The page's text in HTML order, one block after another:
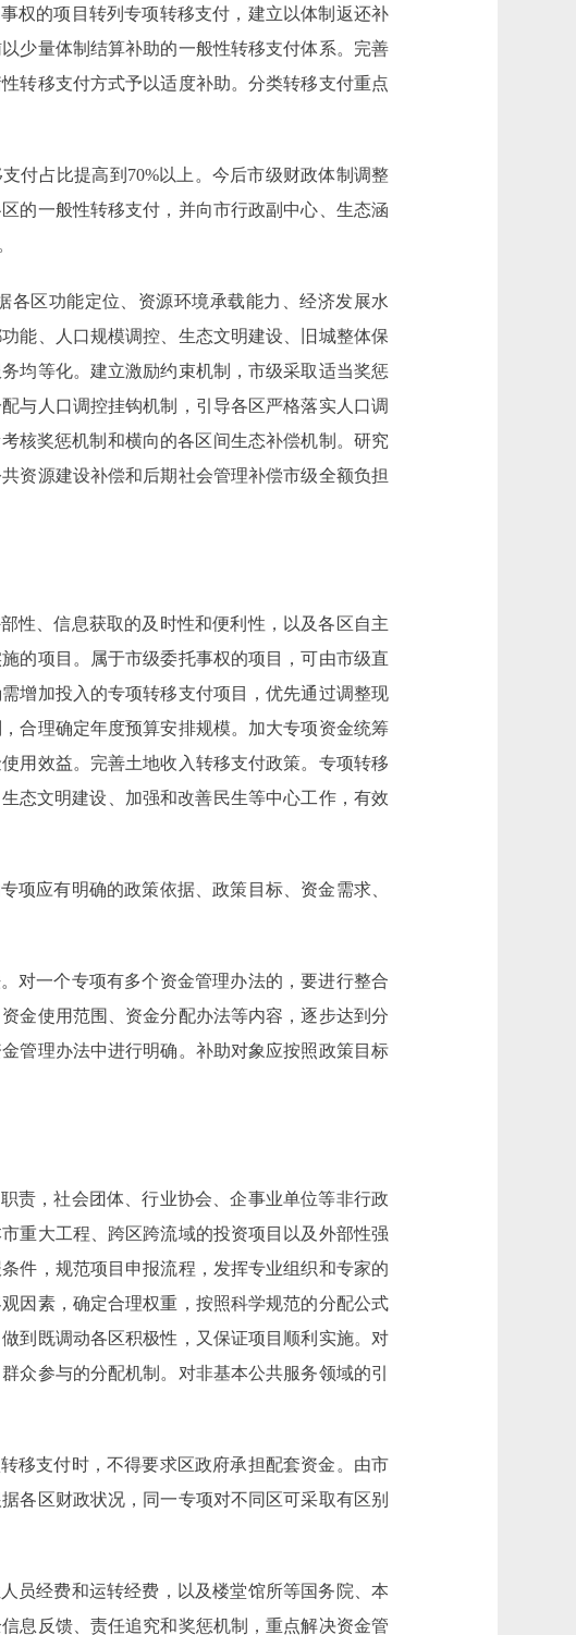
的项目转列专项转移支付，建立以体制返还补
少量体制结算补助的一般性转移支付体系。完善
转移支付方式予以适度补助。分类转移支付重点
占比提高到70%以上。今后市级财政体制调整
的一般性转移支付，并向市行政副中心、生态涵
区功能定位、资源环境承载能力、经济发展水
能、人口规模调控、生态文明建设、旧城整体保
均等化。建立激励约束机制，市级采取适当奖惩
与人口调控挂钩机制，引导各区严格落实人口调
核奖惩机制和横向的各区间生态补偿机制。研究
资源建设补偿和后期社会管理补偿市级全额负担
、信息获取的及时性和便利性，以及各区自主
的项目。属于市级委托事权的项目，可由市级直
增加投入的专项转移支付项目，优先通过调整现
合理确定年度预算安排规模。加大专项资金统筹
用效益。完善土地收入转移支付政策。专项转移
态文明建设、加强和改善民生等中心工作，有效
应有明确的政策依据、政策目标、资金需求、
一个专项有多个资金管理办法的，要进行整合
金使用范围、资金分配办法等内容，逐步达到分
管理办法中进行明确。补助对象应按照政策目标
，社会团体、行业协会、企事业单位等非行政
重大工程、跨区跨流域的投资项目以及外部性强
件，规范项目申报流程，发挥专业组织和专家的
因素，确定合理权重，按照科学规范的分配公式
到既调动各区积极性，又保证项目顺利实施。对
众参与的分配机制。对非基本公共服务领域的引
支付时，不得要求区政府承担配套资金。由市
各区财政状况，同一专项对不同区可采取有区别
经费和运转经费，以及楼堂馆所等国务院、本
息反馈、责任追究和奖惩机制，重点解决资金管